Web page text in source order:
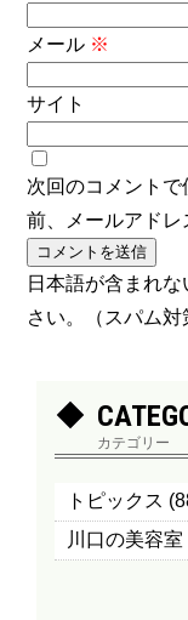
メール ※
サイト
次回のコメント
前、メールアドレ
日本語が含まれ
さい。（スパム対
カテゴリー
トピックス
川口の美容